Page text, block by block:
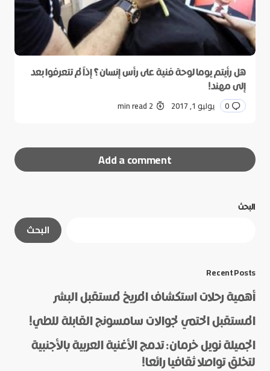
هل رأيتم يوما لوحة فنية على رأس إنسان؟ إذاً لم تتعرفوا بعد
إلى مهند!
0 يوليو 1, 2017 2 min read
Add a comment
الحقول الإلزامية
البحث
البحث
Recent Posts
أهمية رحلات استكشاف المريخ لمستقبل البشر
المستقبل الحتمي لجوالات سامسونج القابلة للطي!
الجميلة نويل خرمان: تدمج الأغنية العربية بالأجنبية
لتخلق تواصلا ثقافيا رائعا!